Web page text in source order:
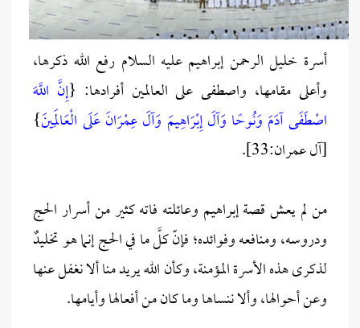
أسرة خليل الرحمن إبراهيم عليه السلام رفع الله ذكرها،
وأعلى مقامها، واصطفى على العالمين أفرادها: {إِنَّ اللَّهَ
اصْطَفَى آدَمَ وَنُوحًا وَآلَ إِبْرَاهِيمَ وَآلَ عِمْرَانَ عَلَى الْعَالَمِينَ}
[آل عمران:33].
من لم يعش قصة إبراهيم وعائلته فاته كثير من أسرار الحج
ودروسه، ومنافعه وفوائده؛ فإنّ كلَّ ما في الحج إنما هو تخليدٌ
لذكرى هذه الأسرة المؤمنة، وكأن الله يريد منا ألا نغفل عنها
وعن أحوالها، وألا ننساها وما كان من أفعالها وأيامها.